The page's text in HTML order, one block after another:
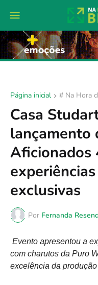
Página inicial # Na Hora
Casa
lançamento
Aficionados
exclusivas
Por Fernanda
Evento apresentou a
com charutos da Puro
excelência da